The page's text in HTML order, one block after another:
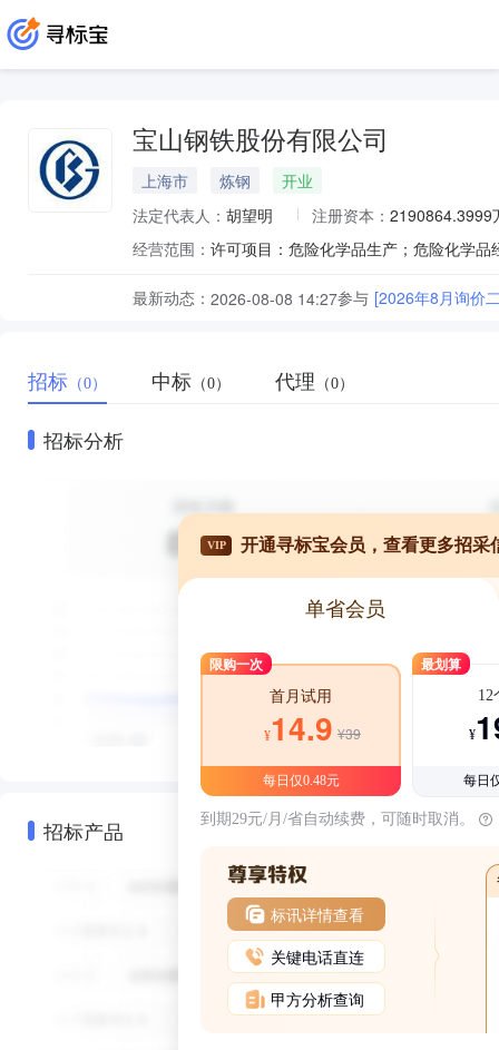
宝山钢铁股份有限公司
上海市 炼钢
开业
法定代表人： 胡望明 注册资本： 2190864.3999
经营范围：
最新动态： 2026-08-08 14:27参与 [2026年8月询价
招标 （0） 中标 （0） 代理 （0）
招标分析
招标产品
VIP 开通寻标宝会员，查看更多招采
单省会员
限购一次
首月试用
¥14.9 ¥39
每日仅0.48元
最划算
12
¥
每日
到期29元/月/省自动续费，可随时取消。
标讯详情查看
关键电话直连
甲方分析查询